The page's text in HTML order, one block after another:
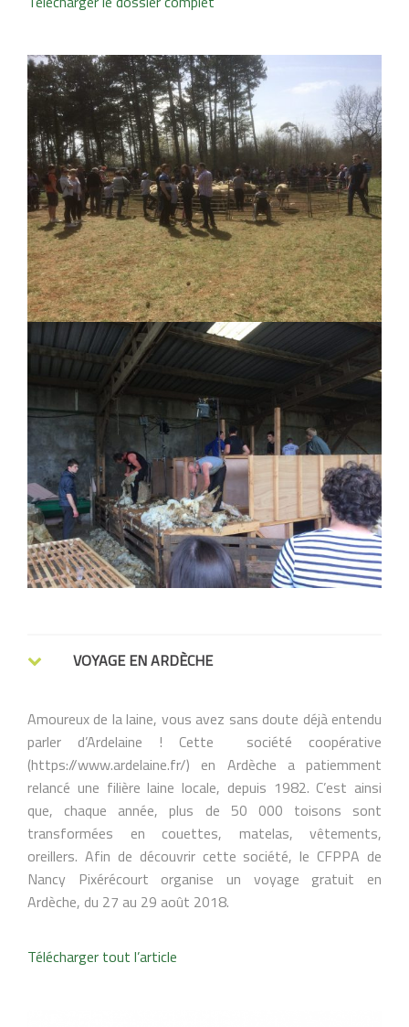
VOYAGE EN ARDÈCHE
Amoureux de la laine, vous avez sans doute déjà entendu
parler d’Ardelaine ! Cette société coopérative
(https://www.ardelaine.fr/) en Ardèche a patiemment
relancé une filière laine locale, depuis 1982. C’est ainsi
que, chaque année, plus de 50 000 toisons sont
transformées en couettes, matelas, vêtements,
oreillers. Afin de découvrir cette société, le CFPPA de
Nancy Pixérécourt organise un voyage gratuit en
Ardèche, du 27 au 29 août 2018.
Télécharger tout l’article